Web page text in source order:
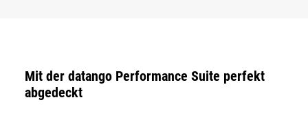
Mit der datango Performance Suite perfekt
abgedeckt